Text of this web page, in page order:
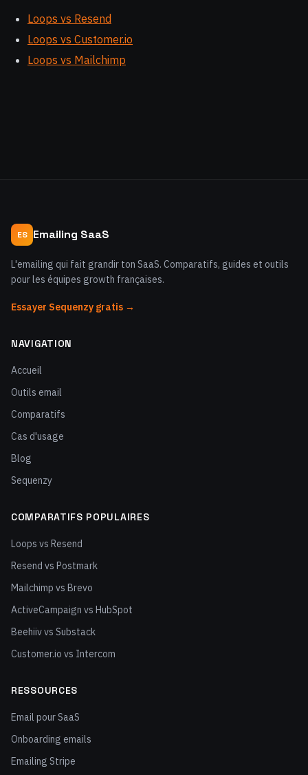
Loops vs Resend
Loops vs Customer.io
Loops vs Mailchimp
ES Emailing SaaS
L'emailing qui fait grandir ton SaaS. Comparatifs, guides et outils
pour les équipes growth françaises.
Essayer Sequenzy gratis →
NAVIGATION
Accueil
Outils email
Comparatifs
Cas d'usage
Blog
Sequenzy
COMPARATIFS POPULAIRES
Loops vs Resend
Resend vs Postmark
Mailchimp vs Brevo
ActiveCampaign vs HubSpot
Beehiiv vs Substack
Customer.io vs Intercom
RESSOURCES
Email pour SaaS
Onboarding emails
Emailing Stripe